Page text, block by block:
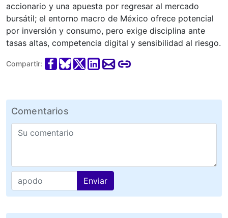
accionario y una apuesta por regresar al mercado
bursátil; el entorno macro de México ofrece potencial
por inversión y consumo, pero exige disciplina ante
tasas altas, competencia digital y sensibilidad al riesgo.
Compartir:
Comentarios
Enviar